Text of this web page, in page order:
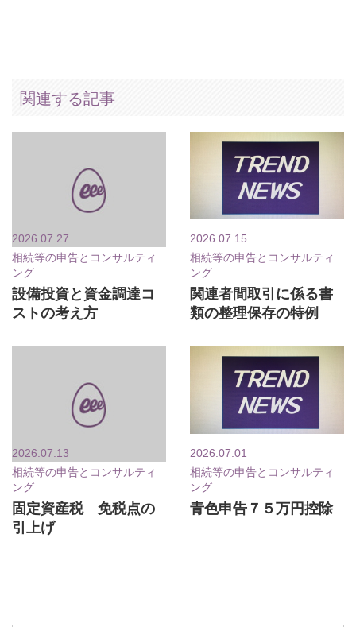
関連する記事
2026.07.27
相続等の申告とコンサルティ
ング
設備投資と資金調達コ
ストの考え方
2026.07.15
相続等の申告とコンサルティ
ング
関連者間取引に係る書
類の整理保存の特例
2026.07.13
相続等の申告とコンサルティ
ング
固定資産税 免税点の
引上げ
2026.07.01
相続等の申告とコンサルティ
ング
青色申告７５万円控除